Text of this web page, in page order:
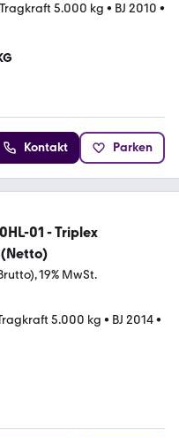
Tragkraft 5.000 kg • BJ 2010 •
Kontakt Parken
01 - Triplex
19% MwSt.
5.000 kg • BJ 2014•